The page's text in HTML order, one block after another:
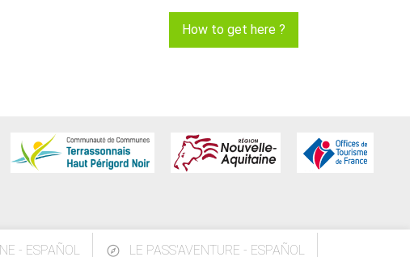
How to get here ?
- ESPAÑOL LE PASS'AVENTURE - ESPAÑOL